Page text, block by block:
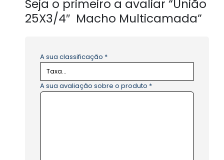
Seja o primeiro a avaliar “União
25X3/4″ Macho Multicamada”
A sua classificação *
A sua avaliação sobre o produto *